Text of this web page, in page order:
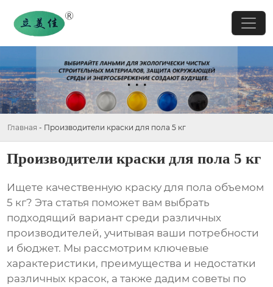
Главная - Производители краски для пола 5 кг
Производители краски для пола 5 кг
Ищете качественную краску для пола объемом
5 кг? Эта статья поможет вам выбрать
подходящий вариант среди различных
производителей, учитывая ваши потребности
и бюджет. Мы рассмотрим ключевые
характеристики, преимущества и недостатки
различных красок, а также дадим советы по